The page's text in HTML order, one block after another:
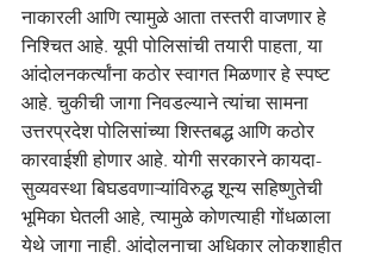
नाकारली आणि त्यामुळे आता तस्तरी वाजणार हे
निश्चित आहे. यूपी पोलिसांची तयारी पाहता, या
आंदोलनकर्त्यांना कठोर स्वागत मिळणार हे स्पष्ट
आहे. चुकीची जागा निवडल्याने त्यांचा सामना
उत्तरप्रदेश पोलिसांच्या शिस्तबद्ध आणि कठोर
कारवाईशी होणार आहे. योगी सरकारने कायदा-
सुव्यवस्था बिघडवणाऱ्यांविरुद्ध शून्य सहिष्णुतेची
भूमिका घेतली आहे, त्यामुळे कोणत्याही गोंधळाला
येथे जागा नाही. आंदोलनाचा अधिकार लोकशाहीत